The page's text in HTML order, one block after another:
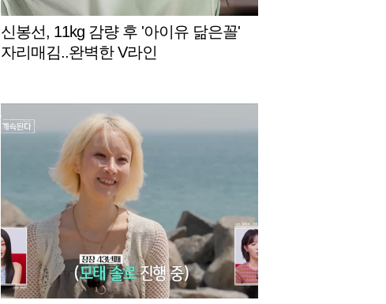
신봉선, 11kg 감량 후 '아이유 닮은꼴'
자리매김..완벽한 V라인